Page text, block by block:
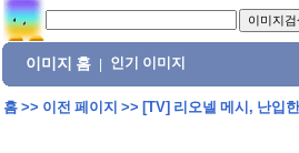
이미지 홈 인기 이미지
홈>> 이전 페이지 >> [TV] 리오넬 메시, 난입